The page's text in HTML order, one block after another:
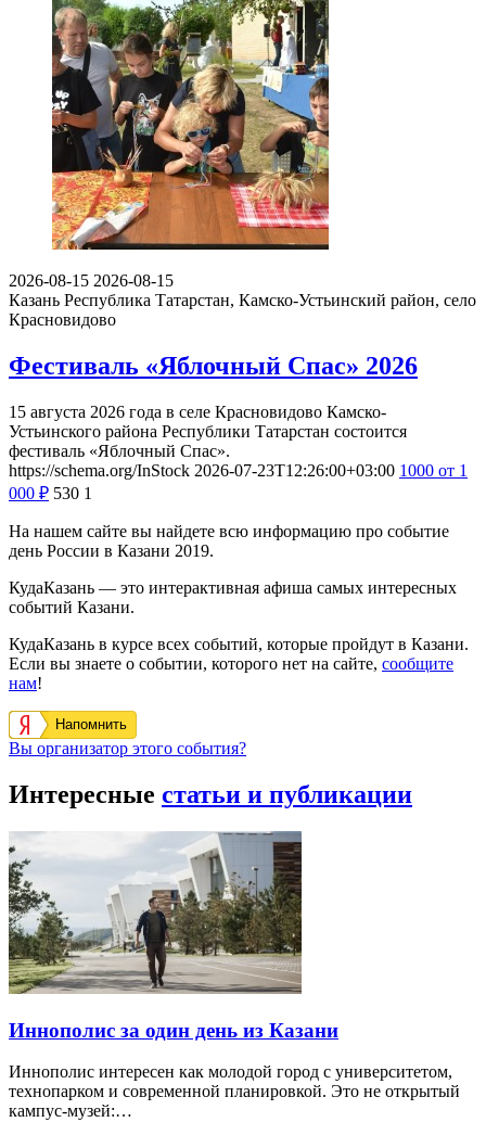
2026-08-15 2026-08-15
Казань Республика Татарстан, Камско-Устьинский район, село
Красновидово
Фестиваль «Яблочный Спас» 2026
15 августа 2026 года в селе Красновидово Камско-
Устьинского района Республики Татарстан состоится
фестиваль «Яблочный Спас».
https://schema.org/InStock 2026-07-23T12:26:00+03:00 1000 от 1
000 ₽ 530 1
На нашем сайте вы найдете всю информацию про событие
день России в Казани 2019.
КудаКазань — это интерактивная афиша самых интересных
событий Казани.
КудаКазань в курсе всех событий, которые пройдут в Казани.
Если вы знаете о событии, которого нет на сайте, сообщите
нам!
Напомнить
Вы организатор этого события?
Интересные статьи и публикации
Иннополис за один день из Казани
Иннополис интересен как молодой город с университетом,
технопарком и современной планировкой. Это не открытый
кампус-музей:…